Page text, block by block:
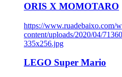
ORIS X MOMOTARO
https://www.ruadebaixo.com/
content/uploads/2020/04/
335x256.jpg
LEGO Super Mario